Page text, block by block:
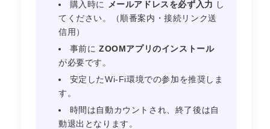
購入時に メールアドレスを必ず入力 し
てください。（順番案内・接続リンク送
信用）
事前に ZOOMアプリのインストール
が必要です。
安定したWi-Fi環境での参加を推奨しま
す。
時間は自動カウントされ、終了後は自
動退出となります。